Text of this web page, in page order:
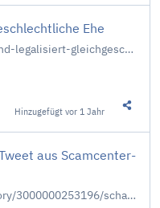
Ehe
https://www.dw.com/de/thailand-legalisiert-gleichgeschlechtliche-ehe/a-71375595
Hinzugefügtvor 1 Jahr
aus Scamcenter-
https://www.derstandard.at/story/3000000253196/schauspieler-nach-viralem-tweet-aus-scamcenter-hoelle-in-myanmar-befreit